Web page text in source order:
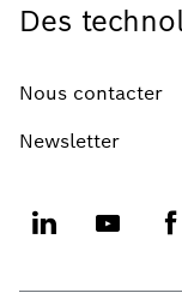
Des
Nous contacter
Newsletter